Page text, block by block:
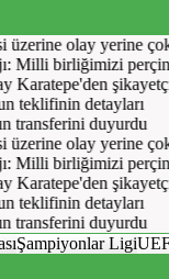
olay yerine çok
Milli birliğimizi
şikayetçi
teklifinin detayları
transferini duyurdu
olay yerine çok
Milli birliğimizi
şikayetçi
teklifinin detayları
transferini duyurdu
Şampiyonlar Ligi